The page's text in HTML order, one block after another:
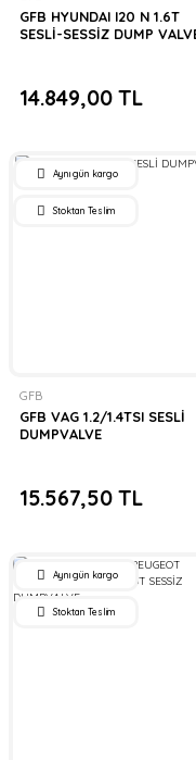
GFB HYUNDAI I20 N 1.6T
SESLİ-SESSİZ DUMP
14.849,00 TL
Aynı gün kargo
Stoktan Teslim
GFB
GFB VAG 1.2/1.4TSI SESLİ
DUMPVALVE
15.567,50 TL
Aynı gün kargo
Stoktan Teslim